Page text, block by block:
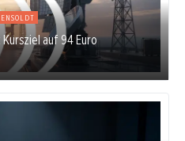
auf 94 Euro